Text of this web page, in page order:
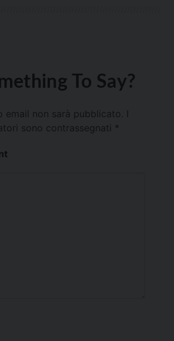
To Say?
email non sarà pubblicato.
sono contrassegnati *